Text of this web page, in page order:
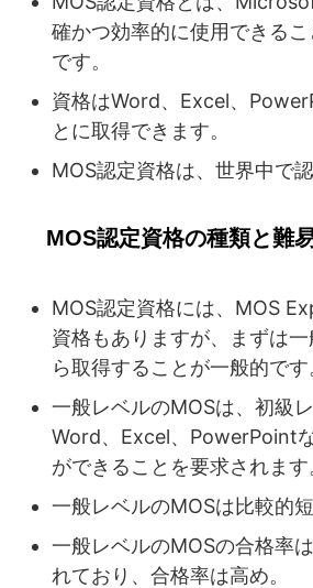
確かつ効率的に使用できる
です。
資格はWord、Excel、
とに取得できます。
MOS認定資格は、世界中で
MOS認定資格の種類と難
MOS認定資格には、MOS
資格もありますが、まずは
ら取得することが一般的です
一般レベルのMOSは、初級レ
Word、Excel、PowerPoint
ができることを要求されます
一般レベルのMOSは比較的
一般レベルのMOSの合格率
れており、合格率は高め。